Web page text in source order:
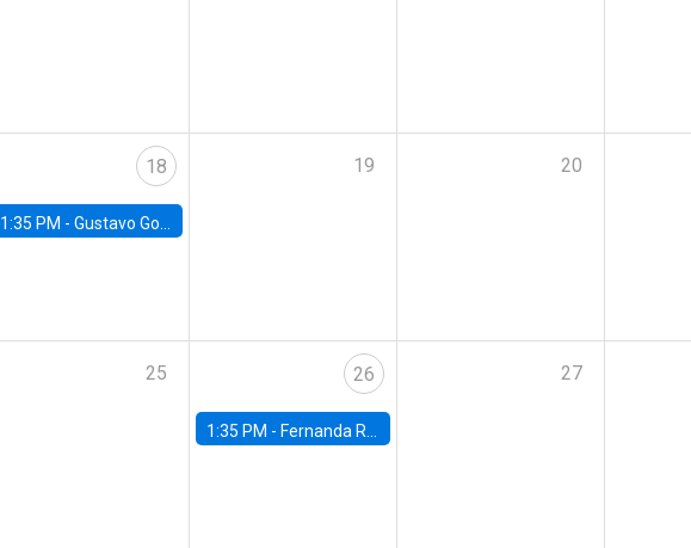
18
1:35 PM - Gustavo González, Banco Central de Chile
19 20
25 26
1:35 PM - Fernanda Rojas Ampuero, University of Wisconsin-Madison
27